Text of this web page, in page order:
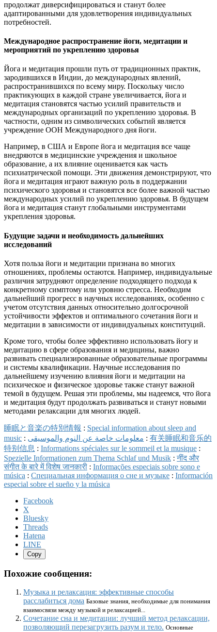
продолжат диверсифицироваться и станут более
адаптированными для удовлетворения индивидуальных
потребностей.
Международное распространение йоги, медитации и
мероприятий по укреплению здоровья
Йога и медитация прошли путь от традиционных практик,
зародившихся в Индии, до международных явлений,
распространившихся по всему миру. Поскольку число
практикующих в каждой стране увеличивается, йога и
медитация становятся частью усилий правительств и
международных организаций по укреплению здоровья. В
частности, одним из символических событий является
учреждение ООН Международного дня йоги.
Например, в США и Европе йога и медитация все чаще
внедряются в медицинские учреждения и школьное
образование, а их влияние оценивается как часть
психиатрической помощи. Эти движения демонстрируют, что
йога и медитация играют важную роль в поддержании
психического здоровья и становятся все более важной частью
международных усилий по укреплению здоровья. В будущем
йога и медитация станут глобальными инструментами
укрепления здоровья.
Будущие задачи и необходимость дальнейших
исследований
Хотя польза йоги и медитации признана во многих
отношениях, проблемы остаются. Например, индивидуальные
различия затрудняют определение подходящего подхода к
конкретному симптому или уровню стресса. Необходим
дальнейший прогресс в научных исследованиях, особенно с
учетом отсутствия данных относительно долгосрочной
устойчивости эффектов и оптимального сочетания йоги и
медитации в зависимости от индивидуальных конституций.
Кроме того, чтобы более эффективно использовать йогу и
медитацию в сфере образования и медицины, важно
развивать специализированные образовательные программы
и системы квалификации. Научные исследования по
дальнейшему изучению влияния йоги и медитации на
психическое и физическое здоровье также станут важной
темой в будущем. Решая эти проблемы, мы надеемся, что йога
и медитация будут продолжать развиваться и станут новыми
методами релаксации для многих людей.
睡眠と音楽の特別情報 : Special information about sleep and
music : معلومات خاصة عن النوم والموسيقى : 有关睡眠和音乐的
特别信息 : Informations spéciales sur le sommeil et la musique :
Spezielle Informationen zum Thema Schlaf und Musik :नींद और
संगीत के बारे में विशेष जानकारी : Informações especiais sobre sono e
música : Специальная информация о сне и музыке : Información
especial sobre el sueño y la música
Facebook
X
Bluesky
Threads
Hatena
LINE
Copy
Похожие сообщения:
Музыка и релаксация: эффективные способы
расслабиться дома Базовые знания, необходимые для понимания
взаимосвязи между музыкой и релаксацией...
Сочетание сна и медитации: лучший метод релаксации,
позволяющий перезагрузить разум и тело. Основные